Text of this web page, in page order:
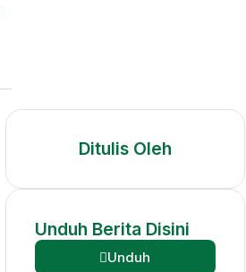
Ditulis Oleh
Unduh Berita Disini
Unduh